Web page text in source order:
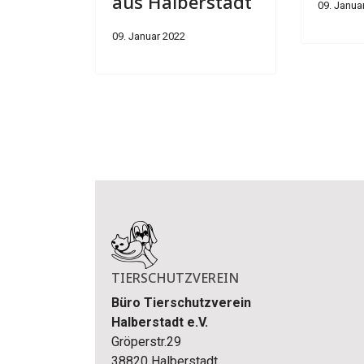
09. Januar 2022
09.
TIERSCHUTZVEREIN
Büro Tierschutzverein
Halberstadt e.V.
Gröperstr.29